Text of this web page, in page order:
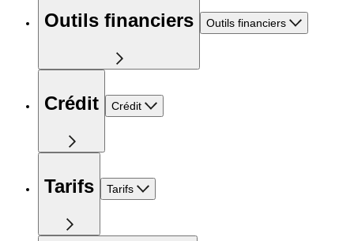
Outils financiers Outils financiers
Crédit Crédit
Tarifs Tarifs